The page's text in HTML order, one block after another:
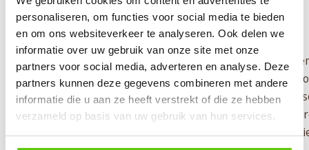
personaliseren, om functies voor social media te bieden
en om ons websiteverkeer te analyseren. Ook delen we
informatie over uw gebruik van onze site met onze
partners voor social media, adverteren en analyse. Deze
partners kunnen deze gegevens combineren met andere
informatie die u aan ze heeft verstrekt of die ze hebben
verzameld op basis van uw gebruik van hun services.
Noord-Holland.
Maak gebruik van onze handige eventplanner
wensen en behoeften eenvoudig door te geven. Of
vrijblijvendcontactop om een offerte aan te vragen.
vragen over onze mogelijkheden staan we ook
voor je klaar. Laat Runderkamp de catering van je
verzorgen, zodat jij en je gasten zorgeloos kunnen